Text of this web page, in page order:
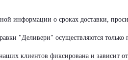
информации о сроках доставки,
"Деливери" осуществляются только
клиентов фиксирована и зависит